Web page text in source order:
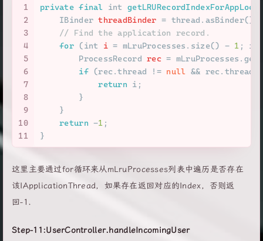
1
2
3
4
5
6
7
8
9
10
11
private final int
IBinder threadBinder = thread.asBinder();
// Find the application record.
for (int i = mLruProcesses.size() - 1 ; i
ProcessRecord rec =
if (rec.thread != null &&
return i;
        }
    }
return -1 ;
}
这里主要通过for循环来从mLruProcesses列表中遍历是否存在
该IApplicationThread，如果存在返回对应的Index，否则返
回-1.
Step-11:UserController.handleIncomingUser